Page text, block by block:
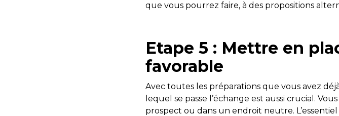
que vous pourrez faire, à des propositions
Etape 5 : Mettre en
favorable
Avec toutes les préparations que vous avez
lequel se passe l’échange est aussi crucial.
prospect ou dans un endroit neutre.